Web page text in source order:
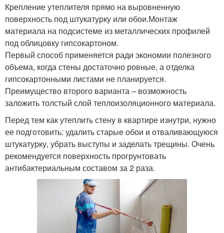
Крепление утеплителя прямо на выровненную
поверхность под штукатурку или обои.Монтаж
материала на подсистеме из металлических профилей
под облицовку гипсокартоном.
Первый способ применяется ради экономии полезного
объема, когда стены достаточно ровные, а отделка
гипсокартонными листами не планируется.
Преимущество второго варианта – возможность
заложить толстый слой теплоизоляционного материала.
Перед тем как утеплить стену в квартире изнутри, нужно
ее подготовить: удалить старые обои и отваливающуюся
штукатурку, убрать выступы и заделать трещины. Очень
рекомендуется поверхность прогрунтовать
антибактериальным составом за 2 раза.